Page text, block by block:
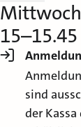
sind
der